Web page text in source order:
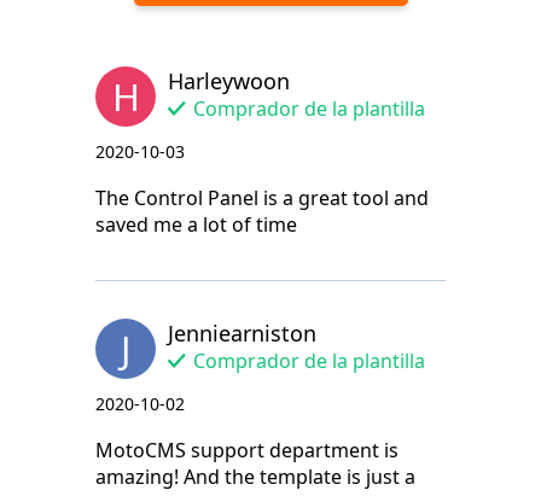
H Harleywoon
Comprador de la plantilla
2020-10-03
The Control Panel is a great tool and
saved me a lot of time
J Jenniearniston
Comprador de la plantilla
2020-10-02
MotoCMS support department is
amazing! And the template is just a